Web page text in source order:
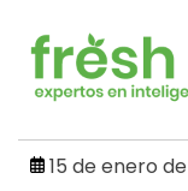
content
15 de enero